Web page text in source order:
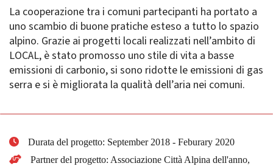
La cooperazione tra i comuni partecipanti ha portato a
uno scambio di buone pratiche esteso a tutto lo spazio
alpino. Grazie ai progetti locali realizzati nell’ambito di
LOCAL, è stato promosso uno stile di vita a basse
emissioni di carbonio, si sono ridotte le emissioni di gas
serra e si è migliorata la qualità dell’aria nei comuni.
Durata del progetto: September 2018 - Feburary 2020
Partner del progetto: Associazione Città Alpina dell'anno,